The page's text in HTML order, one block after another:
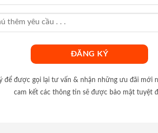
để được gọi lại tư vấn & nhận những ưu đãi mới
cam kết các thông tin sẽ được bảo mật tuyệt